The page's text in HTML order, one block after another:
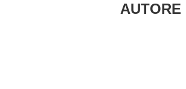
AUTORE